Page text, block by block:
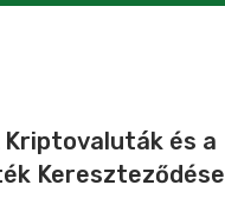
Kriptovaluták és a
Kereszteződése